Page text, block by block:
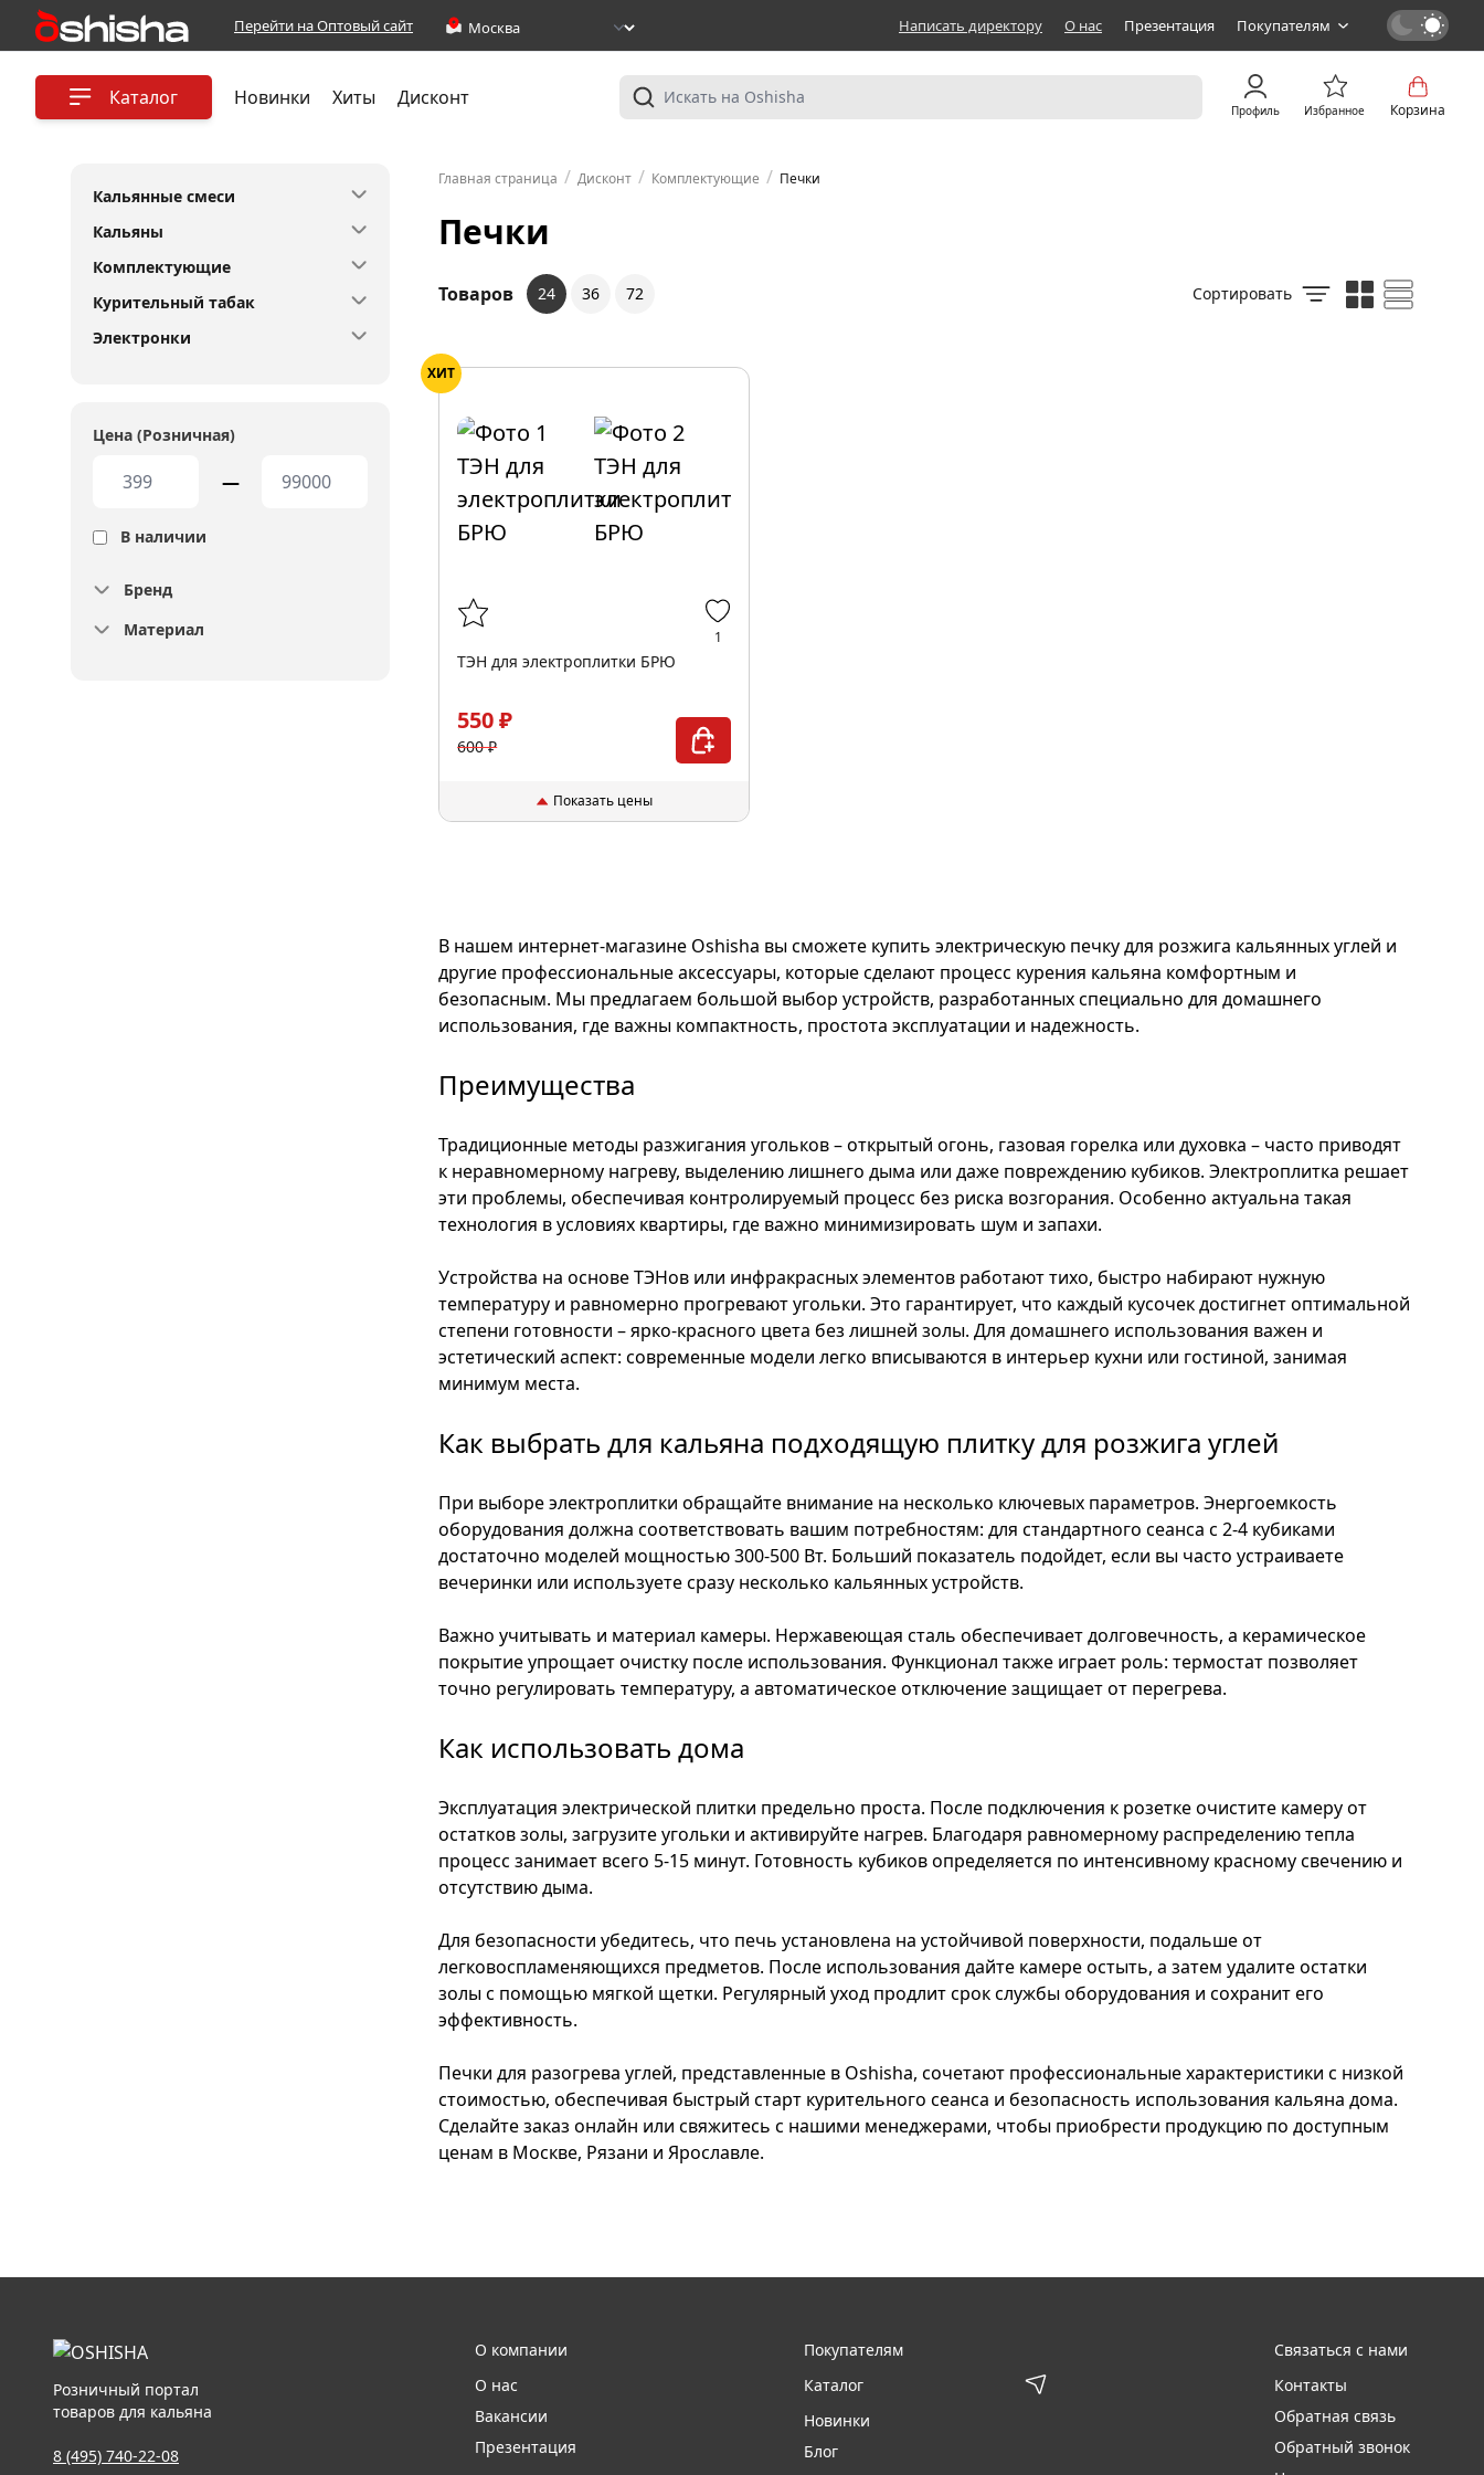
Перейти на Оптовый сайт Написать директору О нас Презентация Покупателям
Каталог Новинки Хиты Дисконт
Профиль Избранное Корзина
Кальянные смеси
Кальяны
Комплектующие
Курительный табак
Электронки
Цена (Розничная)
—
В наличии
Бренд
Материал
Главная страница / Дисконт / Комплектующие / Печки
Печки
Товаров 24 36 72 Сортировать
ХИТ
1
ТЭН для электроплитки БРЮ
550 ₽
600 ₽
Показать цены
В нашем интернет-магазине Oshisha вы сможете купить электрическую печку для розжига кальянных углей и
другие профессиональные аксессуары, которые сделают процесс курения кальяна комфортным и
безопасным. Мы предлагаем большой выбор устройств, разработанных специально для домашнего
использования, где важны компактность, простота эксплуатации и надежность.
Преимущества
Традиционные методы разжигания угольков – открытый огонь, газовая горелка или духовка – часто приводят
к неравномерному нагреву, выделению лишнего дыма или даже повреждению кубиков. Электроплитка решает
эти проблемы, обеспечивая контролируемый процесс без риска возгорания. Особенно актуальна такая
технология в условиях квартиры, где важно минимизировать шум и запахи.
Устройства на основе ТЭНов или инфракрасных элементов работают тихо, быстро набирают нужную
температуру и равномерно прогревают угольки. Это гарантирует, что каждый кусочек достигнет оптимальной
степени готовности – ярко-красного цвета без лишней золы. Для домашнего использования важен и
эстетический аспект: современные модели легко вписываются в интерьер кухни или гостиной, занимая
минимум места.
Как выбрать для кальяна подходящую плитку для розжига углей
При выборе электроплитки обращайте внимание на несколько ключевых параметров. Энергоемкость
оборудования должна соответствовать вашим потребностям: для стандартного сеанса с 2-4 кубиками
достаточно моделей мощностью 300-500 Вт. Больший показатель подойдет, если вы часто устраиваете
вечеринки или используете сразу несколько кальянных устройств.
Важно учитывать и материал камеры. Нержавеющая сталь обеспечивает долговечность, а керамическое
покрытие упрощает очистку после использования. Функционал также играет роль: термостат позволяет
точно регулировать температуру, а автоматическое отключение защищает от перегрева.
Как использовать дома
Эксплуатация электрической плитки предельно проста. После подключения к розетке очистите камеру от
остатков золы, загрузите угольки и активируйте нагрев. Благодаря равномерному распределению тепла
процесс занимает всего 5-15 минут. Готовность кубиков определяется по интенсивному красному свечению и
отсутствию дыма.
Для безопасности убедитесь, что печь установлена на устойчивой поверхности, подальше от
легковоспламеняющихся предметов. После использования дайте камере остыть, а затем удалите остатки
золы с помощью мягкой щетки. Регулярный уход продлит срок службы оборудования и сохранит его
эффективность.
Печки для разогрева углей, представленные в Oshisha, сочетают профессиональные характеристики с низкой
стоимостью, обеспечивая быстрый старт курительного сеанса и безопасность использования кальяна дома.
Сделайте заказ онлайн или свяжитесь с нашими менеджерами, чтобы приобрести продукцию по доступным
ценам в Москве, Рязани и Ярославле.
Розничный портал
товаров для кальяна
8 (495) 740-22-08
О компании
О нас
Вакансии
Презентация
Покупателям
Каталог
Новинки
Блог
Связаться с нами
Контакты
Обратная связь
Обратный звонок